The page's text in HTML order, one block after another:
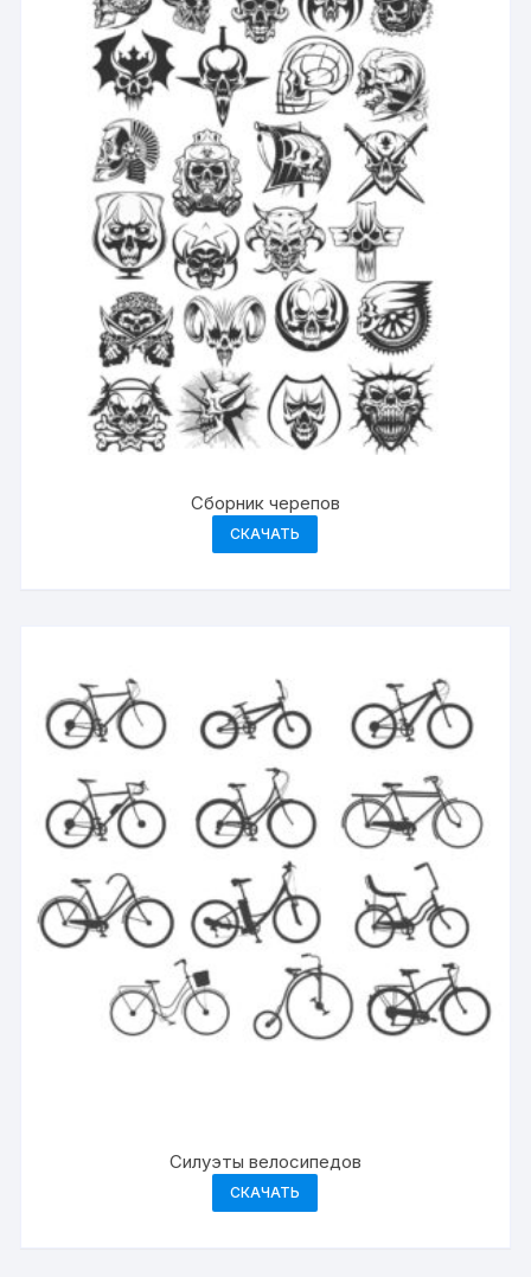
Сборник черепов
СКАЧАТЬ
Силуэты велосипедов
СКАЧАТЬ